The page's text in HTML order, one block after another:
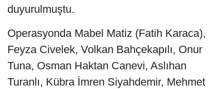
duyurulmuştu.
Operasyonda Mabel Matiz (Fatih Karaca),
Feyza Civelek, Volkan Bahçekapılı, Onur
Tuna, Osman Haktan Canevi, Aslıhan
Turanlı, Kübra İmren Siyahdemir, Mehmet